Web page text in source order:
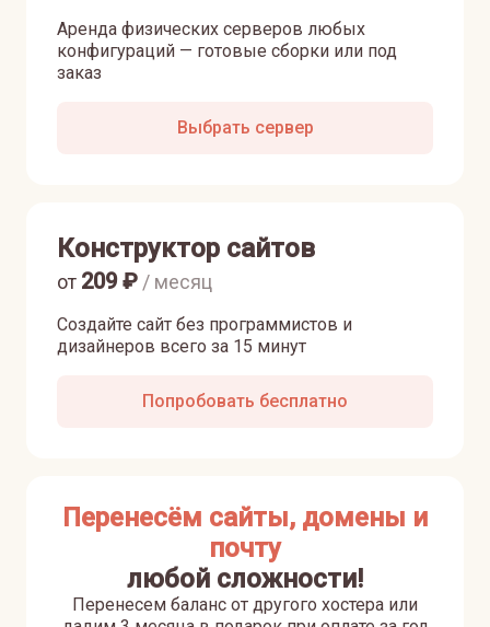
Аренда физических серверов любых
конфигураций — готовые сборки или под
заказ
Выбрать сервер
Конструктор сайтов
Создайте сайт без программистов и
дизайнеров всего за 15 минут
от 209₽ / месяц
Попробовать бесплатно
Перенесём сайты, домены и
почту
любой сложности!
Перенесем баланс от другого хостера или